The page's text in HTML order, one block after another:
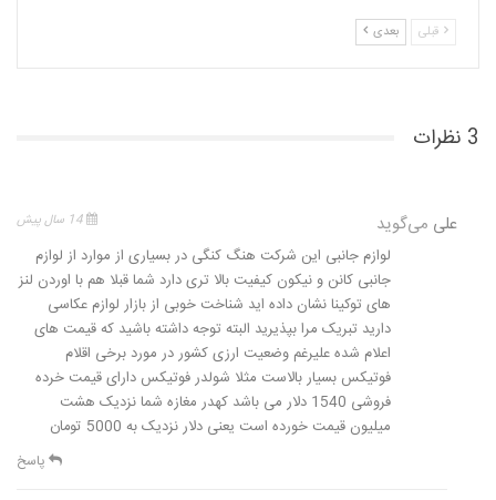
قبلی بعدی
3 نظرات
علی می‌گوید
لوازم جانبی این شرکت هنگ کنگی در بسیاری از موارد از لوازم
جانبی کانن و نیکون کیفیت بالا تری دارد شما قبلا هم با اوردن لنز
های توکینا نشان داده اید شناخت خوبی از بازار لوازم عکاسی
دارید تبریک مرا بپذیرید البته توجه داشته باشید که قیمت های
اعلام شده علیرغم وضعیت ارزی کشور در مورد برخی اقلام
فوتیکس بسیار بالاست مثلا شولدر فوتیکس دارای قیمت خرده
فروشی 1540 دلار می باشد کهدر مغازه شما نزدیک هشت
میلیون قیمت خورده است یعنی دلار نزدیک به 5000 تومان
پاسخ